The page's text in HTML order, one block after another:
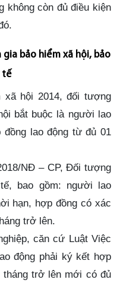
không còn đủ điều kiện
bảo hiểm xã hội, bảo
tế
xã hội 2014, đối tượng
bắt buộc là người lao
lao động từ đủ 01
NĐ – CP, Đối tượng
bao gồm: người lao
hạn, hợp đồng có xác
trở lên.
căn cứ Luật Việc
động phải ký kết hợp
trở lên mới có đủ